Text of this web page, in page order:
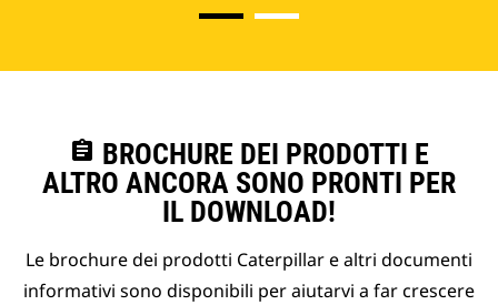
assignment BROCHURE DEI PRODOTTI E
ALTRO ANCORA SONO PRONTI PER
IL DOWNLOAD!
Le brochure dei prodotti Caterpillar e altri documenti
informativi sono disponibili per aiutarvi a far crescere